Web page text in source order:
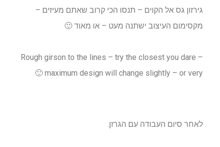
גירזון גס אל הקוים – תנסו הכי קרוב שאתם מעיזים –
מקסימום העיצוב ישתנה מעט – או מאוד 🙂
Rough girson to the lines – try the closest you dare –
maximum design will change slightly – or very 🙂
לאחר סיום העבודה עם הגרזן.